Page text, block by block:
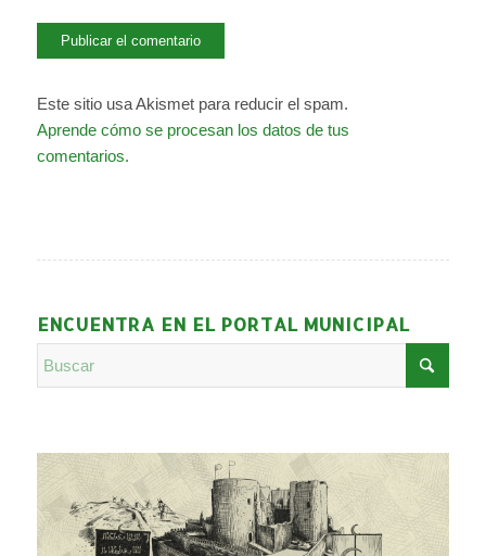
Este sitio usa Akismet para reducir el spam.
Aprende cómo se procesan los datos de tus
comentarios.
ENCUENTRA EN EL PORTAL MUNICIPAL